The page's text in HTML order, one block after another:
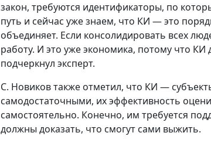
закон, требуются идентификаторы, по
путь и сейчас уже знаем, что КИ — это
объединяет. Если консолидировать всех
работу. И это уже экономика, потому что
подчеркнул эксперт.
С. Новиков также отметил, что КИ —
самодостаточными, их эффективность
самостоятельно. Конечно, им требуется
должны доказать, что смогут сами выжить.